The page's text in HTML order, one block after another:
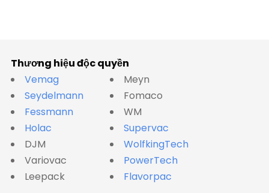
Thương hiệu độc quyền
Vemag
Seydelmann
Fessmann
Holac
DJM
Variovac
Leepack
Meyn
Fomaco
WM
Supervac
WolfkingTech
PowerTech
Flavorpac